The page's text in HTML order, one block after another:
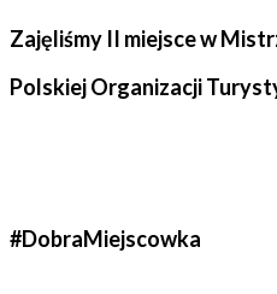
Zajęliśmy II miejsce w
Polskiej Organizacji
#DobraMiejscowka